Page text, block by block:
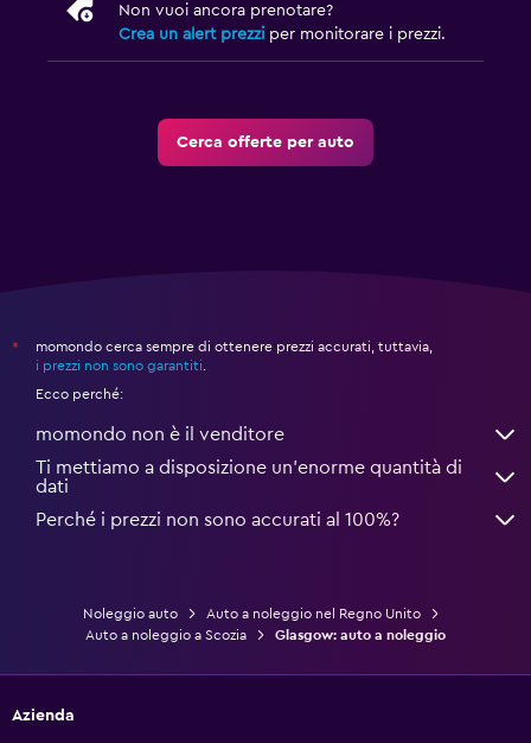
Non vuoi ancora prenotare?
Crea un alert prezzi per monitorare i prezzi.
Cerca offerte per auto
*
momondo cerca sempre di ottenere prezzi accurati, tuttavia,
i prezzi non sono garantiti
Ecco perché:
momondo non è il venditore
Ti mettiamo a disposizione un’enorme quantità di
dati
Perché i prezzi non sono accurati al 100%?
Noleggio auto
Auto a noleggio nel Regno Unito
Auto a noleggio a Scozia
Glasgow: auto a noleggio
Azienda